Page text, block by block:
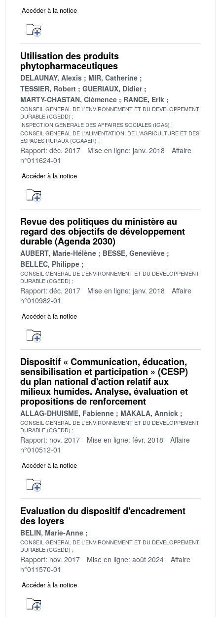
Accéder à la notice
Utilisation des produits
phytopharmaceutiques
DELAUNAY, Alexis
MIR, Catherine
TESSIER, Robert
GUERIAUX, Didier
MARTY-CHASTAN, Clémence
RANCE, Erik
CONSEIL GENERAL DE L'ENVIRONNEMENT ET DU DEVELOPPEMENT
DURABLE (CGEDD)
INSPECTION GENERALE DES AFFAIRES SOCIALES (IGAS)
CONSEIL GENERAL DE L'ALIMENTATION, DE L'AGRICULTURE ET DES
ESPACES RURAUX (CGAAER)
Rapport: déc. 2017 Mise en ligne: janv. 2018
Affaire
n°011624-01
Accéder à la notice
Revue des politiques du ministère au
regard des objectifs de développement
durable (Agenda 2030)
AUBERT, Marie-Hélène
BESSE, Geneviève
BELLEC, Philippe
CONSEIL GENERAL DE L'ENVIRONNEMENT ET DU DEVELOPPEMENT
DURABLE (CGEDD)
Rapport: déc. 2017 Mise en ligne: janv. 2018
Affaire
n°010982-01
Accéder à la notice
Dispositif « Communication, éducation,
sensibilisation et participation » (CESP)
du plan national d'action relatif aux
milieux humides. Analyse, évaluation et
propositions de renforcement
ALLAG-DHUISME, Fabienne MAKALA, Annick
CONSEIL GENERAL DE L'ENVIRONNEMENT ET DU DEVELOPPEMENT
DURABLE (CGEDD)
Rapport: nov. 2017 Mise en ligne: févr. 2018
Affaire
n°010512-01
Accéder à la notice
Evaluation du dispositif d'encadrement
des loyers
BELIN, Marie-Anne
CONSEIL GENERAL DE L'ENVIRONNEMENT ET DU DEVELOPPEMENT
DURABLE (CGEDD)
Rapport: nov. 2017 Mise en ligne: août 2024
Affaire
n°011570-01
Accéder à la notice